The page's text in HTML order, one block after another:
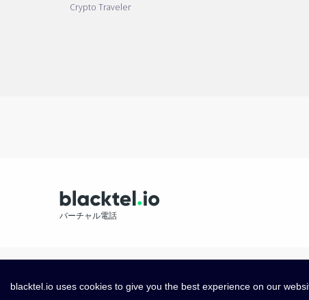
Crypto Traveler
バーチャル電話
blacktel.io uses cookies to give you the best experience on our